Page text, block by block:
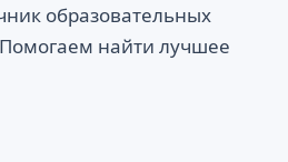
образовательных
найти лучшее